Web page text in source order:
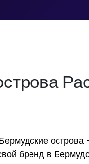
острова
бренд в